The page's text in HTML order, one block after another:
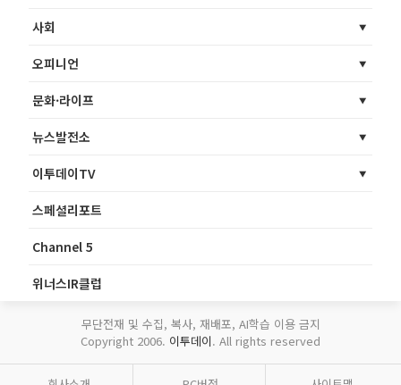
사회
오피니언
문화·라이프
뉴스발전소
이투데이TV
스페셜리포트
Channel 5
위너스IR클럽
무단전재 및 수집, 복사, 재배포, AI학습 이용 금지
Copyright 2006. 이투데이. All rights reserved